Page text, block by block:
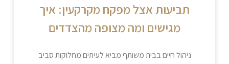
תביעות אצל מפקח מקרקעין: איך
מגישים ומה מצופה מהצדדים
ניהול חיים בבית משותף מביא לעיתים מחלוקות סביב